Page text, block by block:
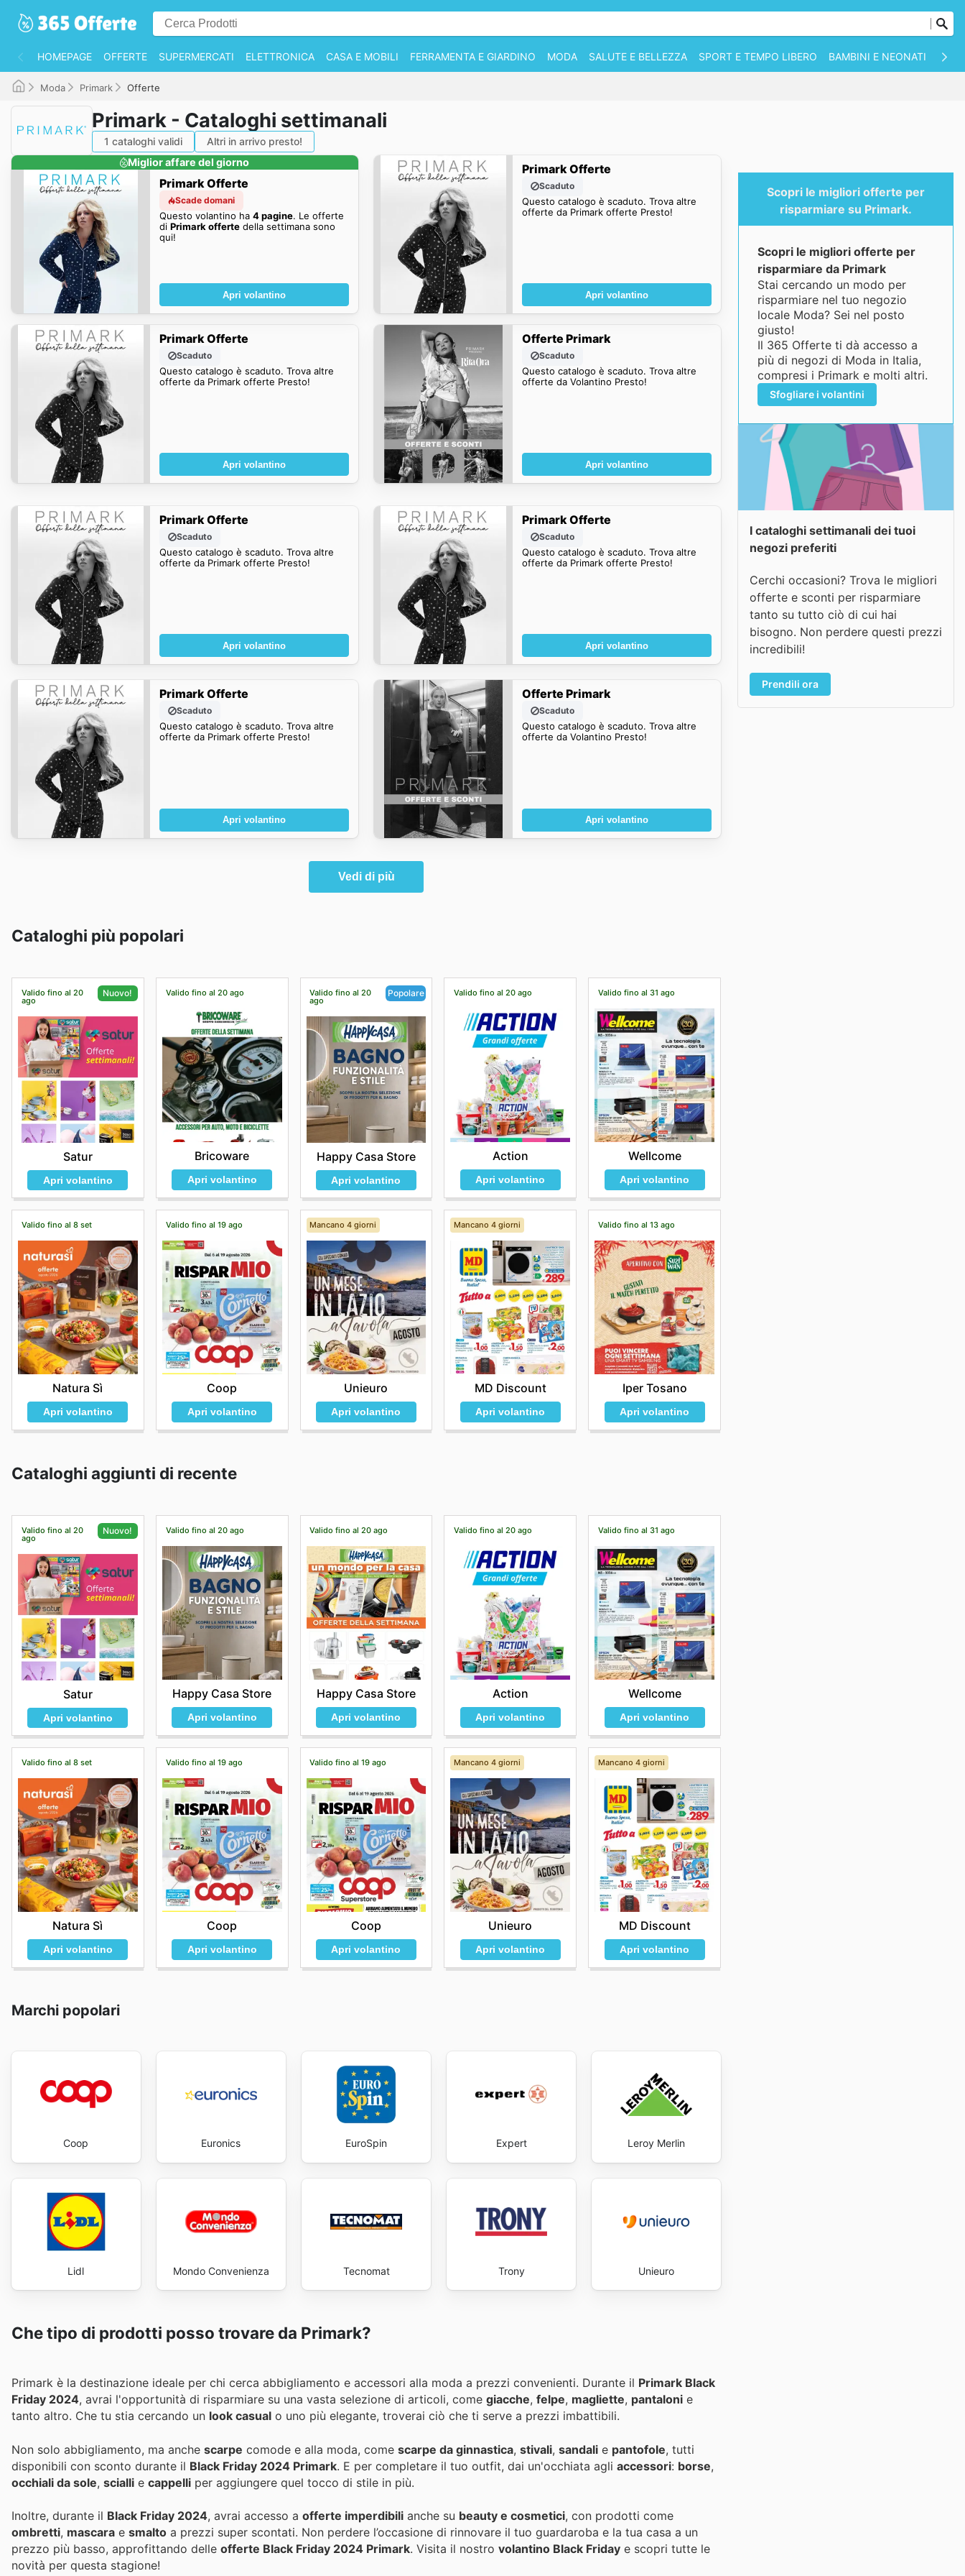
HOMEPAGE OFFERTE SUPERMERCATI ELETTRONICA CASA E MOBILI FERRAMENTA E GIARDINO MODA SALUTE E BELLEZZA SPORT E TEMPO LIBERO BAMBINI E NEONATI
Moda Primark Offerte
Primark - Cataloghi settimanali
1 cataloghi validi
Altri in arrivo presto!
Miglior affare del giorno
Primark Offerte
Scade domani
Questo volantino ha 4 pagine. Le offerte
di Primark offertedella settimana sono
qui!
Apri volantino
Primark Offerte
Scaduto
Questo catalogo è scaduto. Trova altre
offerte da Primark offerte Presto!
Apri volantino
Primark Offerte
Scaduto
Questo catalogo è scaduto. Trova altre
offerte da Primark offerte Presto!
Apri volantino
Offerte Primark
Scaduto
Questo catalogo è scaduto. Trova altre
offerte da Volantino Presto!
Apri volantino
Primark Offerte
Scaduto
Questo catalogo è scaduto. Trova altre
offerte da Primark offerte Presto!
Apri volantino
Primark Offerte
Scaduto
Questo catalogo è scaduto. Trova altre
offerte da Primark offerte Presto!
Apri volantino
Primark Offerte
Scaduto
Questo catalogo è scaduto. Trova altre
offerte da Primark offerte Presto!
Apri volantino
Offerte Primark
Scaduto
Questo catalogo è scaduto. Trova altre
offerte da Volantino Presto!
Apri volantino
Vedi di più
Cataloghi più popolari
Valido fino al 20
ago
Nuovo!
Satur
Apri volantino
Valido fino al 20 ago
Bricoware
Apri volantino
Valido fino al 20
ago
Popolare
Happy Casa Store
Apri volantino
Valido fino al 20 ago
Action
Apri volantino
Valido fino al 31 ago
Wellcome
Apri volantino
Valido fino al 8 set
Natura Sì
Apri volantino
Valido fino al 19 ago
Coop
Apri volantino
Mancano 4 giorni
Unieuro
Apri volantino
Mancano 4 giorni
MD Discount
Apri volantino
Valido fino al 13 ago
Iper Tosano
Apri volantino
Cataloghi aggiunti di recente
Valido fino al 20
ago
Nuovo!
Satur
Apri volantino
Valido fino al 20 ago
Happy Casa Store
Apri volantino
Valido fino al 20 ago
Happy Casa Store
Apri volantino
Valido fino al 20 ago
Action
Apri volantino
Valido fino al 31 ago
Wellcome
Apri volantino
Valido fino al 8 set
Natura Sì
Apri volantino
Valido fino al 19 ago
Coop
Apri volantino
Valido fino al 19 ago
Coop
Apri volantino
Mancano 4 giorni
Unieuro
Apri volantino
Mancano 4 giorni
MD Discount
Apri volantino
Marchi popolari
Coop Euronics EuroSpin Expert Leroy Merlin
Lidl Mondo Convenienza Tecnomat Trony Unieuro
Che tipo di prodotti posso trovare da Primark?
Primark è la destinazione ideale per chi cerca abbigliamento e accessori alla moda a prezzi convenienti. Durante il Primark Black
Friday 2024, avrai l'opportunità di risparmiare su una vasta selezione di articoli, come giacche, felpe, magliette, pantaloni e
tanto altro. Che tu stia cercando un look casual o uno più elegante, troverai ciò che ti serve a prezzi imbattibili.
Non solo abbigliamento, ma anche scarpe comode e alla moda, come scarpe da ginnastica, stivali, sandali e pantofole, tutti
disponibili con sconto durante il Black Friday 2024 Primark. E per completare il tuo outfit, dai un'occhiata agli accessori: borse,
occhiali da sole, scialli e cappelli per aggiungere quel tocco di stile in più.
Inoltre, durante il Black Friday 2024, avrai accesso a offerte imperdibili anche su beauty e cosmetici, con prodotti come
ombretti, mascara e smalto a prezzi super scontati. Non perdere l’occasione di rinnovare il tuo guardaroba e la tua casa a un
prezzo più basso, approfittando delle offerte Black Friday 2024 Primark. Visita il nostro volantino Black Friday e scopri tutte le
novità per questa stagione!
Scopri le migliori offerte per
risparmiare su Primark.
Scopri le migliori offerte per
risparmiare da Primark
Stai cercando un modo per
risparmiare nel tuo negozio
locale Moda? Sei nel posto
giusto!
Il 365 Offerte ti dà accesso a
più di negozi di Moda in Italia,
compresi i Primark e molti altri.
Sfogliare i volantini
I cataloghi settimanali dei tuoi
negozi preferiti
Cerchi occasioni? Trova le migliori
offerte e sconti per risparmiare
tanto su tutto ciò di cui hai
bisogno. Non perdere questi prezzi
incredibili!
Prendili ora